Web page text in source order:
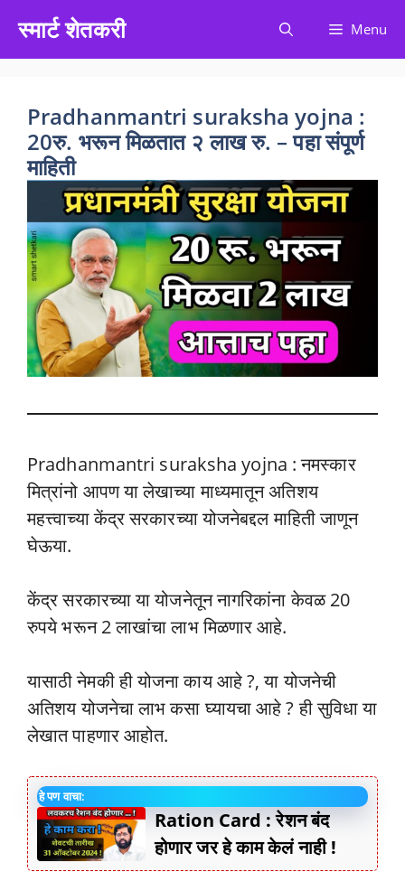
content
स्मार्ट शेतकरी Menu
Pradhanmantri suraksha yojna :
20रु. भरून मिळतात २ लाख रु. – पहा संपूर्ण
माहिती
Pradhanmantri suraksha yojna : नमस्कार
मित्रांनो आपण या लेखाच्या माध्यमातून अतिशय
महत्त्वाच्या केंद्र सरकारच्या योजनेबद्दल माहिती जाणून
घेऊया.
केंद्र सरकारच्या या योजनेतून नागरिकांना केवळ 20
रुपये भरून 2 लाखांचा लाभ मिळणार आहे.
यासाठी नेमकी ही योजना काय आहे ?, या योजनेची
अतिशय योजनेचा लाभ कसा घ्यायचा आहे ? ही सुविधा या
लेखात पाहणार आहोत.
हे पण वाचा:
Ration Card : रेशन बंद
होणार जर हे काम केलं नाही !